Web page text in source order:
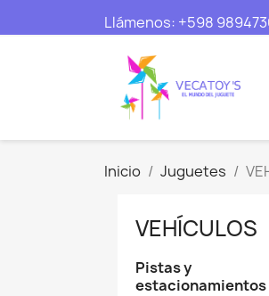
Llámenos: +598
Inicio Juguetes
VEHÍCULOS
Pistas y
estacionamientos